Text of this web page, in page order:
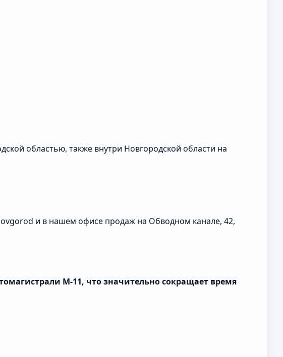
областью, также внутри Новгородской области на
и в нашем офисе продаж на Обводном канале, 42,
М-11, что значительно сокращает время